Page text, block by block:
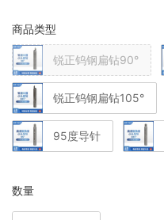
商品类型
锐正钨钢扁钻90°
锐正钨钢扁钻105°
95度导针
数量